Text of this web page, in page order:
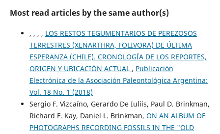
Most read articles by the same author(s)
, , , , LOS RESTOS TEGUMENTARIOS DE PEREZOSOS
TERRESTRES (XENARTHRA, FOLIVORA) DE ÚLTIMA
ESPERANZA (CHILE). CRONOLOGÍA DE LOS REPORTES,
ORIGEN Y UBICACIÓN ACTUAL , Publicación
Electrónica de la Asociación Paleontológica Argentina:
Vol. 18 No. 1 (2018)
Sergio F. Vizcaíno, Gerardo De Iuliis, Paul D. Brinkman,
Richard F. Kay, Daniel L. Brinkman, ON AN ALBUM OF
PHOTOGRAPHS RECORDING FOSSILS IN THE "OLD